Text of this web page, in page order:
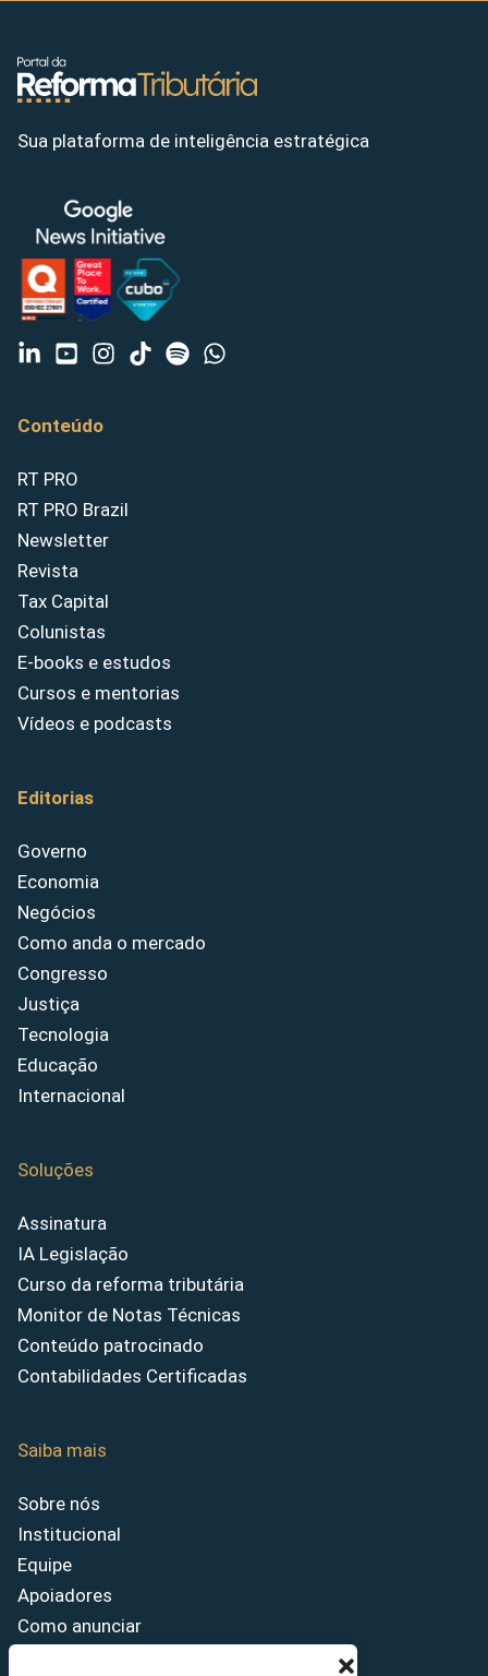
Sua plataforma de inteligência estratégica
Conteúdo
RT PRO
RT PRO Brazil
Newsletter
Revista
Tax Capital
Colunistas
E-books e estudos
Cursos e mentorias
Vídeos e podcasts
Editorias
Governo
Economia
Negócios
Como anda o mercado
Congresso
Justiça
Tecnologia
Educação
Internacional
Soluções
Assinatura
IA Legislação
Curso da reforma tributária
Monitor de Notas Técnicas
Conteúdo patrocinado
Contabilidades Certificadas
Saiba mais
Sobre nós
Institucional
Equipe
Apoiadores
Como anunciar